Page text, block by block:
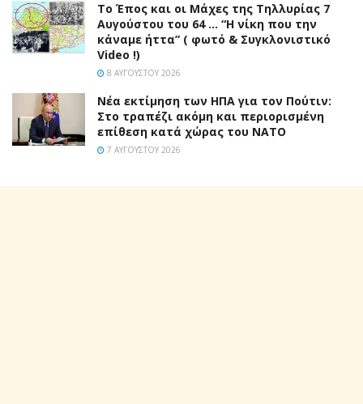
Το Έπος και οι Μάχες της Τηλλυρίας 7
Αυγούστου του 64 … “Η νίκη που την
κάναμε ήττα” ( φωτό & Συγκλονιστικό
Video !)
8 ΑΥΓΟΎΣΤΟΥ 2026
Νέα εκτίμηση των ΗΠΑ για τον Πούτιν:
Στο τραπέζι ακόμη και περιορισμένη
επίθεση κατά χώρας του ΝΑΤΟ
7 ΑΥΓΟΎΣΤΟΥ 2026